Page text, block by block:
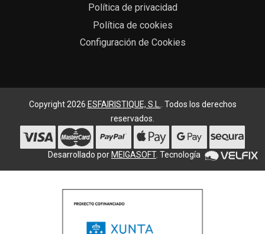
Política de privacidad
Política de cookies
Configuración de Cookies
Copyright 2026 ESFAIRISTIQUE, S.L.. Todos los derechos
reservados.
Desarrollado por MEIGASOFT. Tecnología